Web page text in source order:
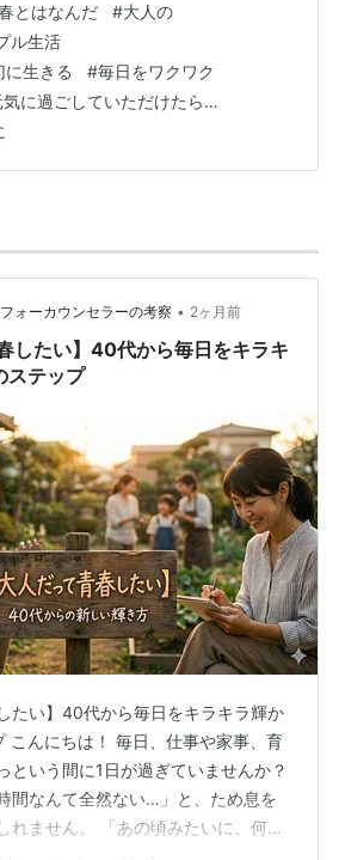
ラキラした青春を楽しみたい！」 本
もう一度主役として楽しみたい！ で
春なんて恥ずかしい」と諦めていま
読み終える頃には、明日からの毎日
な「ハリ」が生まれるはずです。 そ
もそも「…
とはなんだ #大人の
ル生活
に生きる #毎日をワクワク
に過ごしていただけたら…
ォーカウンセラーの考察 • 2ヶ月前
したい】40代から毎日をキラキ
ステップ
たい】40代から毎日をキラキラ輝か
こんにちは！ 毎日、仕事や家事、育
という間に1日が過ぎていませんか？
間なんて全然ない…」と、ため息を
れません。 「あの頃みたいに、何か